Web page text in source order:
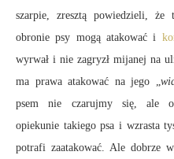
szarpie, zresztą powiedzieli, że
obronie psy mogą atakować i
wyrwał i nie zagryzł mijanej na
ma prawa atakować na jego „
psem nie czarujmy się, ale
opiekunie takiego psa i wzrasta
potrafi zaatakować. Ale dobrze